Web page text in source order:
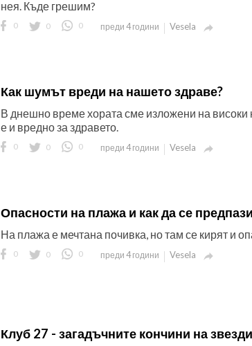
нея. Къде грешим?
0 0 0 преди 4 години Vesela 
Как шумът вреди на нашето здраве?
В днешно време хората сме изложени на
е и вредно за здравето.
0 0 0 преди 4 години Vesela 
Опасности на плажа и как да се
На плажа е мечтана почивка, но там се кирят и
0 0 0 преди 4 години Vesela 
Клуб 27 - загадъчните кончини на